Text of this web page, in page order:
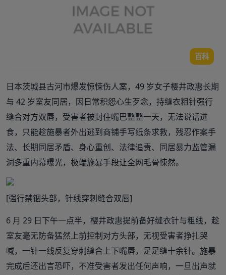
百科
日本茨城县古河市爆发惊悚伤人案，49 岁女子樱井政惠长期
与 42 岁室友同居，因日常积怨心生歹念，持缝衣粗针强行
缝合对方双唇，受害者被封住嘴巴整整一天，无法说话进
食，只能趁施暴者外出逃到商铺手写纸条求救，残忍作案手
法、长期同居矛盾、身心重创、法律追责、同居暴力监管漏
洞多重内幕曝光，极端施暴手段让全网毛骨悚然。
[强行禁锢头部，针线穿刺缝合双唇]
6 月 29 日下午一点半，樱井政惠提前备好缝衣针与粗线，趁
室友毫无防备猛然上前控制对方头部，无视受害者挣扎哭
喊，一针一线反复穿刺缝合上下嘴唇，足足缝十余针。施暴
完成后还出言恐吓，不准受害者发出任何声响，一旦出声就